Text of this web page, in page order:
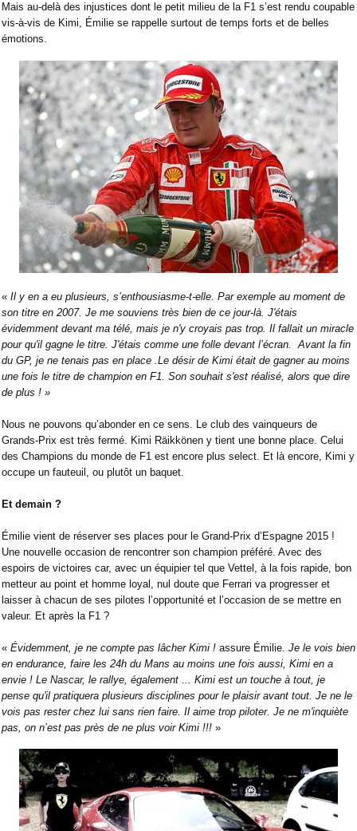
Mais au-delà des injustices dont le petit milieu de la F1 s’est rendu coupable
vis-à-vis de Kimi, Émilie se rappelle surtout de temps forts et de belles
émotions.
« Il y en a eu plusieurs, s’enthousiasme-t-elle. Par exemple au moment de
son titre en 2007. Je me souviens très bien de ce jour-là. J'étais
évidemment devant ma télé, mais je n'y croyais pas trop. Il fallait un miracle
pour qu'il gagne le titre. J'étais comme une folle devant l’écran.
Avant la fin
du GP, je ne tenais pas en place .Le désir de Kimi était de gagner au moins
une fois le titre de champion en F1. Son souhait s'est réalisé, alors que dire
de plus ! »
Nous ne pouvons qu’abonder en ce sens. Le club des vainqueurs de
Grands-Prix est très fermé. Kimi Räikkönen y tient une bonne place. Celui
des Champions du monde de F1 est encore plus select. Et là encore, Kimi y
occupe un fauteuil, ou plutôt un baquet.
Et demain ?
Émilie vient de réserver ses places pour le Grand-Prix d’Espagne 2015 !
Une nouvelle occasion de rencontrer son champion préféré. Avec des
espoirs de victoires car, avec un équipier tel que Vettel, à la fois rapide, bon
metteur au point et homme loyal, nul doute que Ferrari va progresser et
laisser à chacun de ses pilotes l’opportunité et l’occasion de se mettre en
valeur. Et après la F1 ?
« Évidemment, je ne compte pas lâcher Kimi ! assure Émilie Je le vois bien
en endurance, faire les 24h du Mans au moins une fois aussi, Kimi en a
envie ! Le Nascar, le rallye, également ... Kimi est un touche à tout, je
pense qu'il pratiquera plusieurs disciplines pour le plaisir avant tout. Je ne le
vois pas rester chez lui sans rien faire. Il aime trop piloter. Je ne m'inquiète
pas, on n’est pas près de ne plus voir Kimi !!! »